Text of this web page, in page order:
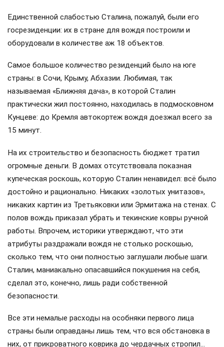
Единственной слабостью Сталина, пожалуй, были его
госрезиденции: их в стране для вождя построили и
оборудовали в количестве аж 18 объектов.
Самое большое количество резиденций было на юге
страны: в Сочи, Крыму, Абхазии. Любимая, так
называемая «Ближняя дача», в которой Сталин
практически жил постоянно, находилась в подмосковном
Кунцеве: до Кремля автокортеж вождя доезжал всего за
15 минут.
На их строительство и безопасность бюджет тратил
огромные деньги. В домах отсутствовала показная
купеческая роскошь, которую Сталин ненавидел: всё было
достойно и рационально. Никаких «золотых унитазов»,
никаких картин из Третьяковки или Эрмитажа на стенах. С
полов вождь приказал убрать и текинские ковры ручной
работы. Впрочем, историки утверждают, что эти
атрибуты раздражали вождя не столько роскошью,
сколько тем, что они полностью заглушали любые шаги.
Сталин, маниакально опасавшийся покушения на себя,
сделал это, конечно, лишь ради собственной
безопасности.
Все эти немалые расходы на особняки первого лица
страны были оправданы лишь тем, что вся обстановка в
них, от прикроватного коврика до чердачных стропил…